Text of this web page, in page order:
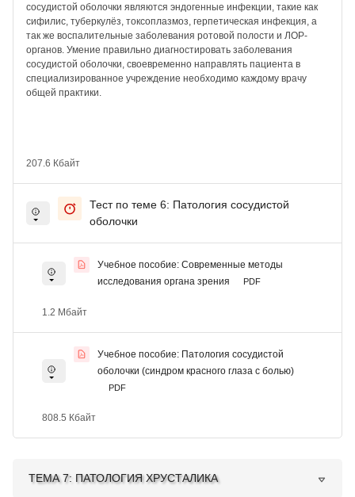
сосудистой оболочки являются эндогенные инфекции, такие как
сифилис, туберкулёз, токсоплазмоз, герпетическая инфекция, а
так же воспалительные заболевания ротовой полости и ЛОР-
органов. Умение правильно диагностировать заболевания
сосудистой оболочки, своевременно направлять пациента в
специализированное учреждение необходимо каждому врачу
общей практики.
207.6 Кбайт
Тест по теме 6: Патология сосудистой
оболочки
Учебное пособие: Современные методы
исследования органа зрения
PDF
1.2 Мбайт
Учебное пособие: Патология сосудистой
оболочки (синдром красного глаза с болью)
PDF
808.5 Кбайт
ТЕМА 7: ПАТОЛОГИЯ ХРУСТАЛИКА